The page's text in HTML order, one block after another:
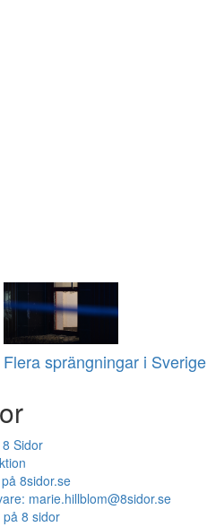
Flera sprängningar i Sverige
Sidor
8sidor.se
marie.hillblom@8sidor.se
på 8 sidor